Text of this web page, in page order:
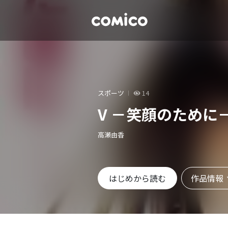
スポーツ 14
V －笑顔のために
高瀬由香
はじめから読む 作品情報